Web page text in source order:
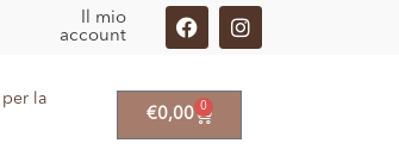
Il mio
account
per la
€0,00 0